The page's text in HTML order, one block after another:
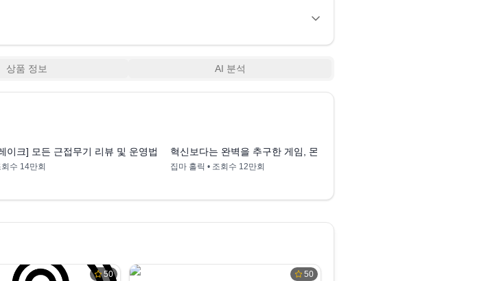
상품 정보 AI 분석
라이즈 선브레이크]
이크] 모든 근접무기 리뷰 및 운영법 소개. Ver. 10.0.3
회수 14만회
혁신보다는 완벽을 추구한 게임, 몬스터 헌터 라이즈 선브레이크 첫 후기
집마 홀릭 • 조회수 12만회
50 50